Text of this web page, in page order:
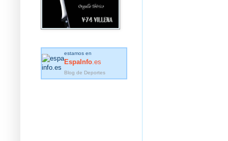
estamos en
EspaInfo .es
Blog de Deportes